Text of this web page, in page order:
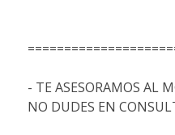
- TE ASESORAMOS AL
NO DUDES EN